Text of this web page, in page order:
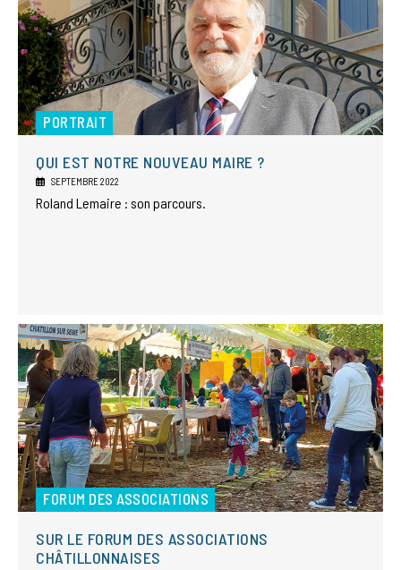
PORTRAIT
QUI EST NOTRE NOUVEAU MAIRE ?
SEPTEMBRE 2022
Roland Lemaire : son parcours.
FORUM DES ASSOCIATIONS
SUR LE FORUM DES ASSOCIATIONS
CHÂTILLONNAISES